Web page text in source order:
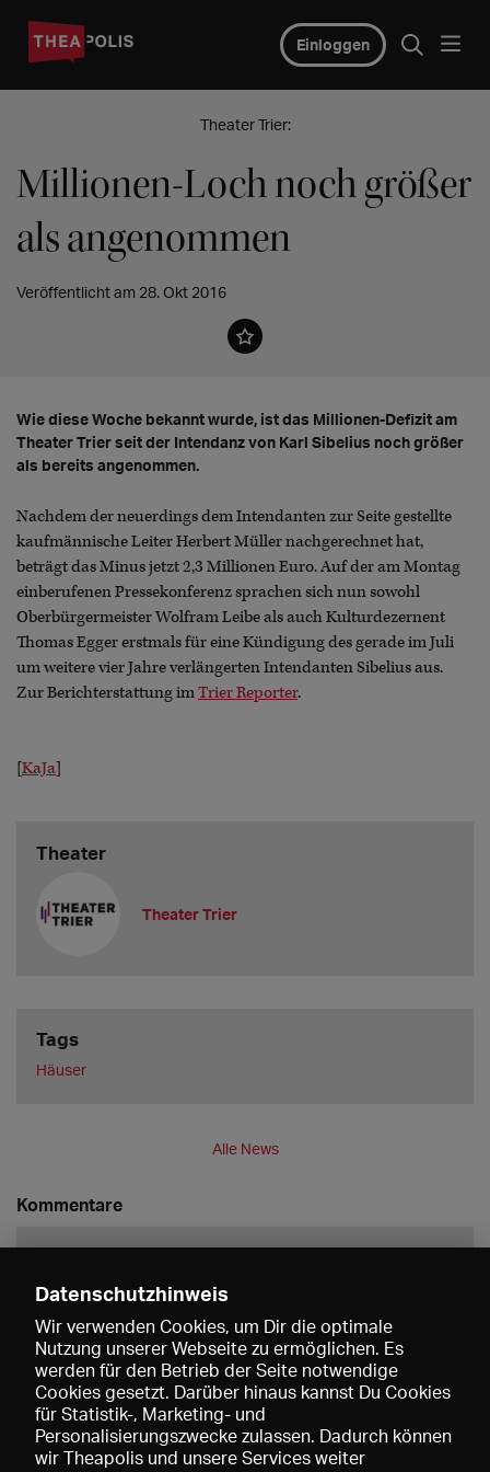
Einloggen
Theater Trier:
Millionen-Loch noch größer
als angenommen
Veröffentlicht am 28. Okt 2016
Wie diese Woche bekannt wurde, ist das Millionen-Defizit am
Theater Trier seit der Intendanz von Karl Sibelius noch größer
als bereits angenommen.
Nachdem der neuerdings dem Intendanten zur Seite gestellte
kaufmännische Leiter Herbert Müller nachgerechnet hat,
beträgt das Minus jetzt 2,3 Millionen Euro. Auf der am Montag
einberufenen Pressekonferenz sprachen sich nun sowohl
Oberbürgermeister Wolfram Leibe als auch Kulturdezernent
Thomas Egger erstmals für eine Kündigung des gerade im Juli
um weitere vier Jahre verlängerten Intendanten Sibelius aus.
Zur Berichterstattung imTrier Reporter.
[KaJa]
Theater
Theater Trier
Tags
Häuser
Alle News
Kommentare
Speichern
Datenschutzhinweis
Wir verwenden Cookies, um Dir die optimale
Nutzung unserer Webseite zu ermöglichen. Es
werden für den Betrieb der Seite notwendige
Cookies gesetzt. Darüber hinaus kannst Du Cookies
für Statistik-, Marketing- und
Personalisierungszwecke zulassen. Dadurch können
wir Theapolis und unsere Services weiter